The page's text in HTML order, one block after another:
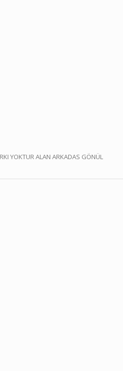
YOKTUR ALAN ARKADAS GÖNÜL